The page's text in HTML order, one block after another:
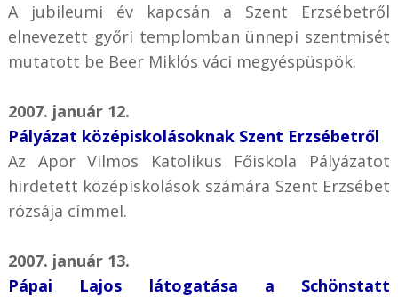
A jubileumi év kapcsán a Szent Erzsébetről
elnevezett győri templomban ünnepi szentmisét
mutatott be Beer Miklós váci megyéspüspök.
2007. január 12.
Pályázat középiskolásoknak Szent Erzsébetről
Az Apor Vilmos Katolikus Főiskola Pályázatot
hirdetett középiskolások számára Szent Erzsébet
rózsája címmel.
2007. január 13.
Pápai Lajos látogatása a Schönstatt